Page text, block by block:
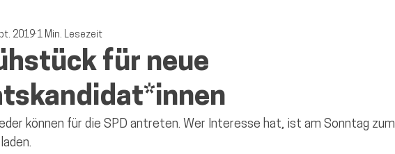
Ernsgaden Jetzendorf
Hohenwart Reichertshofen
für neue
2019 1 Min. Lesezeit
können für die SPD antreten. Wer Interesse hat, ist am Sonntag zum